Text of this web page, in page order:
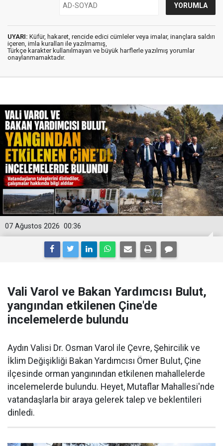
UYARI: Küfür, hakaret, rencide edici cümleler veya imalar, inançlara saldırı
içeren, imla kuralları ile yazılmamış,
Türkçe karakter kullanılmayan ve büyük harflerle yazılmış yorumlar
onaylanmamaktadır.
00:36
07 Ağustos 2026
Vali Varol ve Bakan Yardımcısı Bulut,
yangından etkilenen Çine'de
incelemelerde bulundu
Aydın Valisi Dr. Osman Varol ile Çevre, Şehircilik ve
İklim Değişikliği Bakan Yardımcısı Ömer Bulut, Çine
ilçesinde orman yangınından etkilenen mahallelerde
incelemelerde bulundu. Heyet, Mutaflar Mahallesi'nde
vatandaşlarla bir araya gelerek talep ve beklentileri
dinledi.